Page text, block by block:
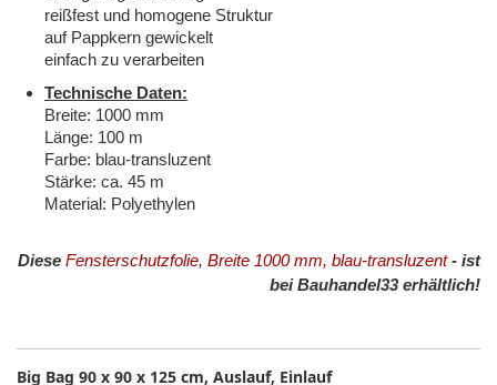
reißfest und homogene Struktur
auf Pappkern gewickelt
einfach zu verarbeiten
Technische Daten:
Breite: 1000 mm
Länge: 100 m
Farbe: blau-transluzent
Stärke: ca. 45 m
Material: Polyethylen
Diese Fensterschutzfolie, Breite 1000 mm, blau-transluzent- ist
bei Bauhandel33 erhältlich!
Big Bag 90 x 90 x 125 cm, Auslauf, Einlauf